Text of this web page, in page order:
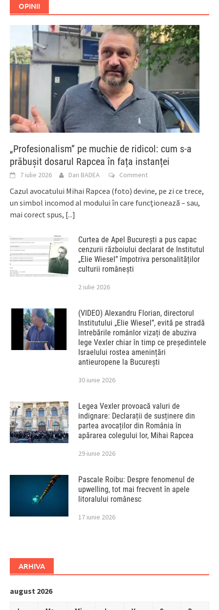
OPINII
„Profesionalism” pe muchie de ridicol: cum s-a
prăbușit dosarul Rapcea în fața instanței
7 iulie 2026 Dan BADEA Comment
Cazul avocatului Mihai Rapcea (foto) devine, pe zi ce trece,
un simbol incomod al modului în care funcționează – sau,
mai corect spus, [...]
Curtea de Apel București a pus capac
cenzurii războiului declarat de Institutul
„Elie Wiesel” împotriva personalităților
culturii românești
2 iulie 2026
(VIDEO) Alexandru Florian, directorul
Institutului „Elie Wiesel”, evită pe stradă
întrebările românlor vizați de abuziva
lege Vexler chiar în timp ce președintele
Israelului rostea amenințări
antieuropene la București
30 iunie 2026
Legea Vexler provoacă valuri de
indignare: Declarații de susținere din
partea avocaților din România în
apărarea colegului lor, Mihai Rapcea
29 iunie 2026
Pascale Roibu: Despre fenomenul de
upwelling, tot mai frecvent în apele
litoralului românesc
17 iunie 2026
ARHIVA
august 2026